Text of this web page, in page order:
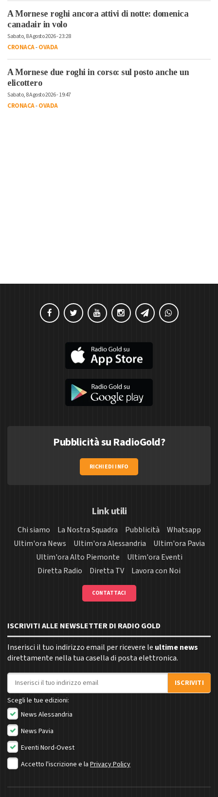
A Mornese roghi ancora attivi di notte: domenica
canadair in volo
Sabato, 8 Agosto 2026 - 23:28
CRONACA-OVADA
A Mornese due roghi in corso: sul posto anche un
elicottero
Sabato, 8 Agosto 2026 - 19:47
CRONACA-OVADA
Pubblicità su RadioGold?
RICHIEDI INFO
Link utili
Chi siamo La Nostra Squadra Pubblicità
Whatsapp
Ultim'ora News
Ultim'ora Alessandria
Ultim'ora Pavia
Ultim'ora Alto Piemonte
Ultim'ora Eventi
Diretta Radio
Diretta TV Lavora con Noi
CONTATTACI
ISCRIVITI ALLE NEWSLETTER DI RADIO GOLD
Inserisci il tuo indirizzo email per ricevere le ultime news
direttamente nella tua casella di posta elettronica.
Indirizzo email
ISCRIVITI
Scegli le tue edizioni:
News Alessandria
News Pavia
Eventi Nord-Ovest
Accetto l'iscrizione e la Privacy Policy